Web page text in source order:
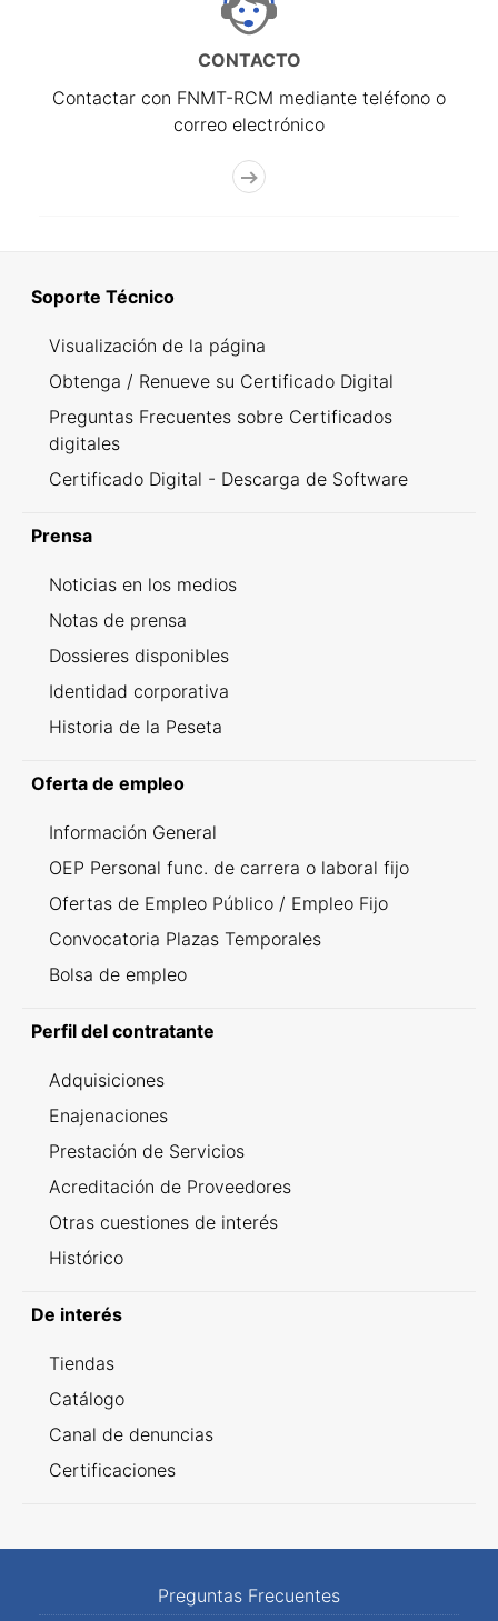
CONTACTO
Contactar con FNMT-RCM mediante teléfono o
correo electrónico
Soporte Técnico
Visualización de la página
Obtenga / Renueve su Certificado Digital
Preguntas Frecuentes sobre Certificados
digitales
Certificado Digital - Descarga de Software
Prensa
Noticias en los medios
Notas de prensa
Dossieres disponibles
Identidad corporativa
Historia de la Peseta
Oferta de empleo
Información General
OEP Personal func. de carrera o laboral fijo
Ofertas de Empleo Público / Empleo Fijo
Convocatoria Plazas Temporales
Bolsa de empleo
Perfil del contratante
Adquisiciones
Enajenaciones
Prestación de Servicios
Acreditación de Proveedores
Otras cuestiones de interés
Histórico
De interés
Tiendas
Catálogo
Canal de denuncias
Certificaciones
Preguntas Frecuentes